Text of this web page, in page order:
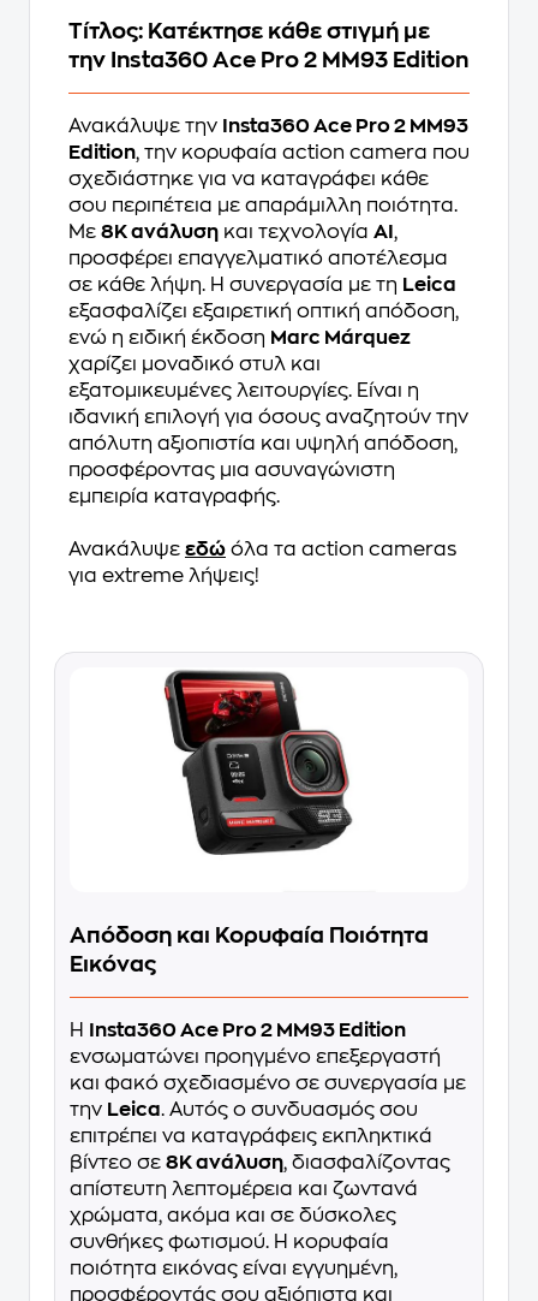
Τίτλος: Κατέκτησε κάθε στιγμή με
την Insta360 Ace Pro 2 MM93 Edition
Ανακάλυψε την
Insta360 Ace Pro 2 MM93
Edition, την κορυφαία action camera που
σχεδιάστηκε για να καταγράφει κάθε
σου περιπέτεια με απαράμιλλη ποιότητα.
Με 8K ανάλυση και τεχνολογία AI ,
προσφέρει επαγγελματικό αποτέλεσμα
σε κάθε λήψη. Η συνεργασία με τη Leica
εξασφαλίζει εξαιρετική οπτική απόδοση,
ενώ η ειδική έκδοση Marc Márquez
χαρίζει μοναδικό στυλ και
εξατομικευμένες λειτουργίες. Είναι η
ιδανική επιλογή για όσους αναζητούν την
απόλυτη αξιοπιστία και υψηλή απόδοση,
προσφέροντας μια ασυναγώνιστη
εμπειρία καταγραφής.
Ανακάλυψε εδώ όλα τα action cameras
για extreme λήψεις!
Απόδοση και Κορυφαία Ποιότητα
Εικόνας
Η
Insta360 Ace Pro 2 MM93 Edition
ενσωματώνει προηγμένο επεξεργαστή
και φακό σχεδιασμένο σε συνεργασία με
την Leica. Αυτός ο συνδυασμός σου
επιτρέπει να καταγράφεις εκπληκτικά
βίντεο σε 8K ανάλυση, διασφαλίζοντας
απίστευτη λεπτομέρεια και ζωντανά
χρώματα, ακόμα και σε δύσκολες
συνθήκες φωτισμού. Η κορυφαία
ποιότητα εικόνας είναι εγγυημένη,
προσφέροντάς σου αξιόπιστα και